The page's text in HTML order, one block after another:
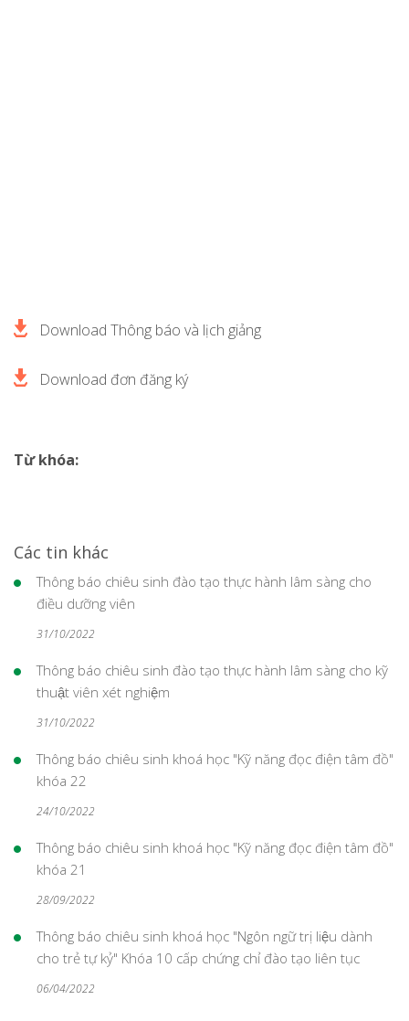
Download Thông báo và lịch giảng
Download đơn đăng ký
Từ khóa:
Các tin khác
Thông báo chiêu sinh đào tạo thực hành lâm sàng cho
điều dưỡng viên
31/10/2022
Thông báo chiêu sinh đào tạo thực hành lâm sàng cho kỹ
thuật viên xét nghiệm
31/10/2022
Thông báo chiêu sinh khoá học "Kỹ năng đọc điện tâm đồ"
khóa 22
24/10/2022
Thông báo chiêu sinh khoá học "Kỹ năng đọc điện tâm đồ"
khóa 21
28/09/2022
Thông báo chiêu sinh khoá học "Ngôn ngữ trị liệu dành
cho trẻ tự kỷ" Khóa 10 cấp chứng chỉ đào tạo liên tục
06/04/2022